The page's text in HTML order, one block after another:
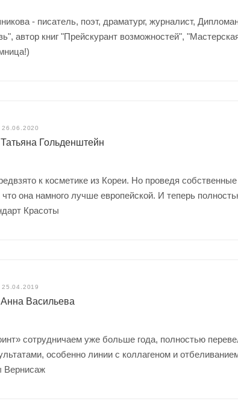
- писатель, поэт, драматург, журналист,
автор книг "Прейскурант возможностей",
26.06.2020
Татьяна Гольденштейн
к косметике из Кореи. Но проведя
она намного лучше европейской. И теперь
Красоты
25.04.2019
Анна Васильева
сотрудничаем уже больше года, полностью
особенно линии с коллагеном и
Вернисаж